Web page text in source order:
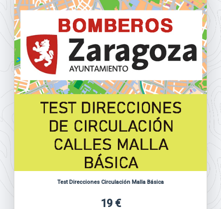
Test Direcciones Circulación Malla Básica
19 €